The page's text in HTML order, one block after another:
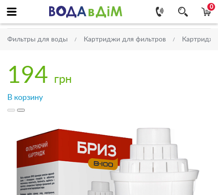
0
Фильтры для воды Картриджи для фильтров
194 грн
В корзину